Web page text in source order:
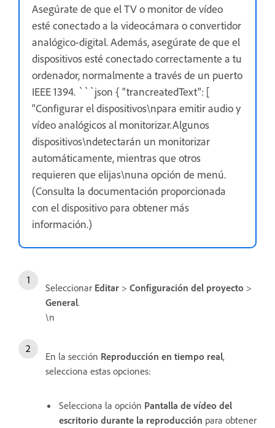
Asegúrate de que el TV o monitor de vídeo
esté conectado a la videocámara o convertidor
analógico-digital. Además, asegúrate de que el
dispositivos esté conectado correctamente a tu
ordenador, normalmente a través de un puerto
IEEE 1394. ```json { "trancreatedText": [
"Configurar el dispositivos\npara emitir audio y
vídeo analógicos al monitorizar.Algunos
dispositivos\ndetectarán un monitorizar
automáticamente, mientras que otros
requieren que elijas\nuna opción de menú.
(Consulta la documentación proporcionada
con el dispositivo para obtener más
información.)
Seleccionar Editar > Configuración del proyecto >
General.
\n
En la sección Reproducción en tiempo real,
selecciona estas opciones:
Selecciona la opción Pantalla de vídeo del
escritorio durante la reproducción para obtener